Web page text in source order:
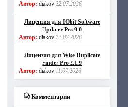
Автор: diakov 22.07.2026
Лицензия для IObit Software
Updater Pro 9.0
Автор: diakov 22.07.2026
Лицензия для Wise Duplicate
Finder Pro 2.1.9
Автор: diakov 11.07.2026
Комментарии